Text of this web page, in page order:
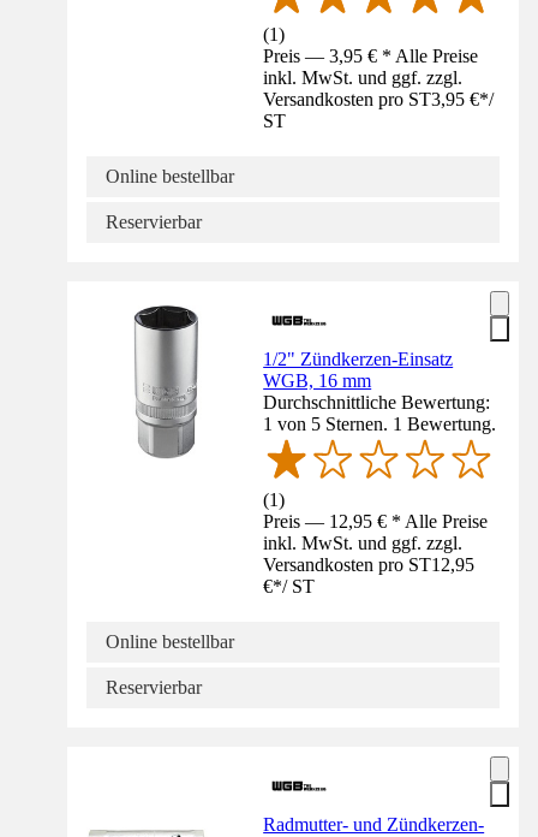
(1)
Preis — 3,95 € * Alle Preise
inkl. MwSt. und ggf. zzgl.
Versandkosten pro ST3,95 €*/
ST
Online bestellbar
Reservierbar
1/2" Zündkerzen-Einsatz
WGB, 16 mm
Durchschnittliche Bewertung:
1 von 5 Sternen. 1 Bewertung.
(1)
Preis — 12,95 € * Alle Preise
inkl. MwSt. und ggf. zzgl.
Versandkosten pro ST12,95
€*/ ST
Online bestellbar
Reservierbar
Radmutter- und Zündkerzen-